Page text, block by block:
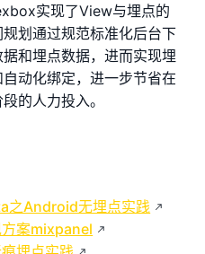
实现了View与埋点的
划通过规范标准化后台下
和埋点数据，进而实现埋
动化绑定，进一步节省在
的人力投入。
之Android无埋点实践
案mixpanel